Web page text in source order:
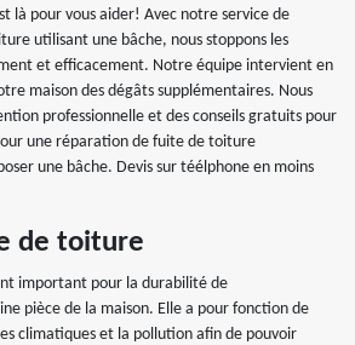
là pour vous aider! Avec notre service de
utilisant une bâche, nous stoppons les
et efficacement. Notre équipe intervient en
maison des dégâts supplémentaires. Nous
professionnelle et des conseils gratuits pour
une réparation de fuite de toiture
une bâche. Devis sur téélphone en moins
de toiture
important pour la durabilité de
pièce de la maison. Elle a pour fonction de
climatiques et la pollution afin de pouvoir